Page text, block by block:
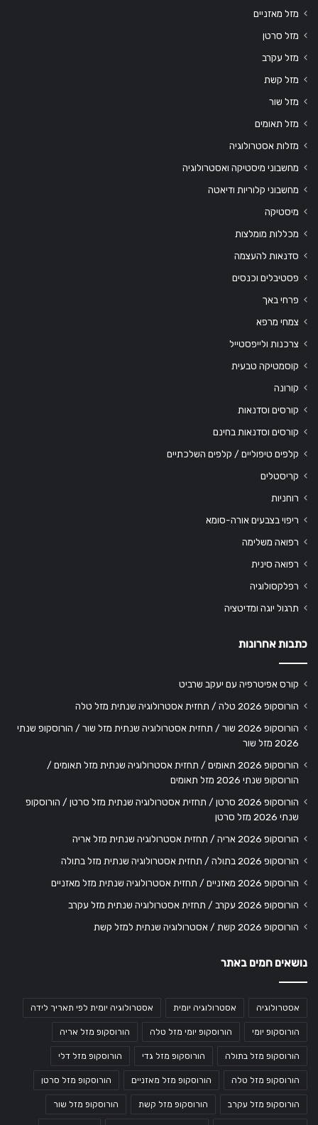
מזל מאזניים
מזל סרטן
מזל עקרב
מזל קשת
מזל שור
מזל תאומים
מזלות אסטרולוגיה
מחשבוני מיסטיקה ואסטרולוגיה
מחשבוני קלוריות ודיאטה
מיסטיקה
מכללות מומלצות
סדנאות להעצמה
פסטיבלים וכנסים
פרחי באך
צמחי מרפא
צרכנות ולייפסטייל
קוסמטיקה טבעית
קורונה
קורסים וסדנאות
קורסים וסדנאות בחינם
קלפים טיפוליים / קלפים השלכתיים
קריסטלים
רוחניות
ריפוי בצבעים אורה-סומא
רפואה משלימה
רפואה סינית
רפלקסולוגיה
תרגול יוגה ומדיטציה
כתבות אחרונות
קורס אפיטרפיה עם יעקב שרביט
הורוסקופ 2026 טלה / תחזית אסטרולוגיה שנתית מזל טלה
הורוסקופ 2026 שור / תחזית אסטרולוגיה שנתית מזל שור / הורוסקופ שנתי
2026 מזל שור
הורוסקופ 2026 תאומים / תחזית אסטרולוגיה שנתית מזל תאומים /
הורוסקופ שנתי 2026 מזל תאומים
הורוסקופ 2026 סרטן / תחזית אסטרולוגיה שנתית מזל סרטן / הורוסקופ
שנתי 2026 מזל סרטן
הורוסקופ 2026 אריה / תחזית אסטרולוגיה שנתית מזל אריה
הורוסקופ 2026 בתולה / תחזית אסטרולוגיה שנתית מזל בתולה
הורוסקופ 2026 מאזניים / תחזית אסטרולוגיה שנתית מזל מאזניים
הורוסקופ 2026 עקרב / תחזית אסטרולוגיה שנתית מזל עקרב
הורוסקופ 2026 קשת / אסטרולוגיה שנתית למזל קשת
נושאים חמים באתר
אסטרולוגיה אסטרולוגיה יומית אסטרולוגיה יומית לפי תאריך לידה
הורוסקופ יומי הורוסקופ יומי מזל טלה הורוסקופ מזל אריה
הורוסקופ מזל בתולה הורוסקופ מזל גדי הורוסקופ מזל דלי
הורוסקופ מזל טלה הורוסקופ מזל מאזניים הורוסקופ מזל סרטן
הורוסקופ מזל עקרב הורוסקופ מזל קשת הורוסקופ מזל שור